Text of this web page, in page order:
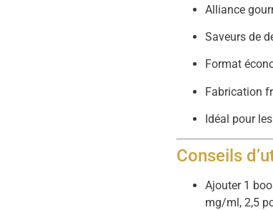
Alliance
Saveurs de
Format
Fabrication
Idéal pour
Conseils
Ajouter 1
mg/ml, 2,5